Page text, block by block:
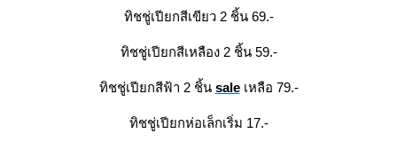
ทิชชู่เปียกสีเขียว 2 ชิ้น 69.-
ทิชชู่เปียกสีเหลือง 2 ชิ้น 59.-
ทิชชู่เปียกสีฟ้า 2 ชิ้น saleเหลือ 79.-
ทิชชู่เปียกห่อเล็กเริ่ม 17.-